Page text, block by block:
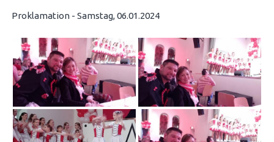
Proklamation - Samstag, 06.01.2024